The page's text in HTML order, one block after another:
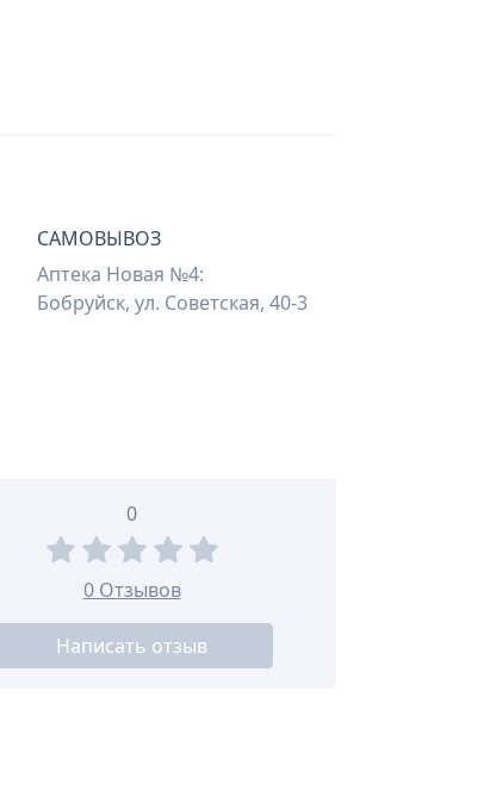
САМОВЫВОЗ
Аптека Новая №4:
Бобруйск, ул. Советская, 40-3
0
0 Отзывов
Написать отзыв